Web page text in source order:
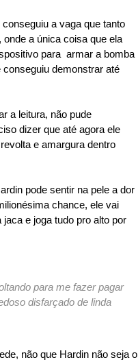
a vaga que tanto
a única coisa que ela
para armar a bomba
conseguiu demonstrar até
a leitura, não pude
dizer que até agora ele
e amargura dentro
pode sentir na pele a dor
chance, ele vai
e joga tudo pro alto por
para me fazer pagar
disfarçado de linda
não que Hardin não seja o